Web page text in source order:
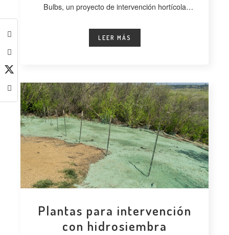
Bulbs, un proyecto de intervención hortícola
LEER MÁS
Plantas para intervención
con hidrosiembra